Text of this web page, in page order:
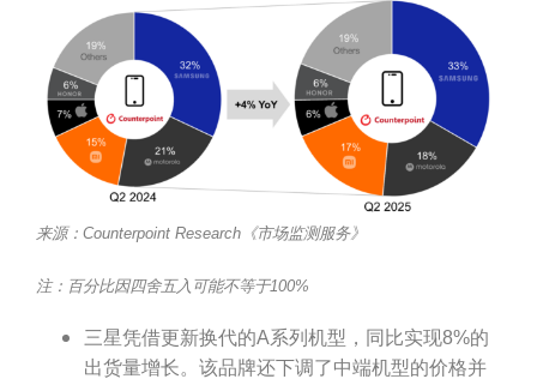
来源：Counterpoint Research《市场监测服务》
注：百分比因四舍五入可能不等于100%
三星凭借更新换代的A系列机型，同比实现8%的
出货量增长。该品牌还下调了中端机型的价格并